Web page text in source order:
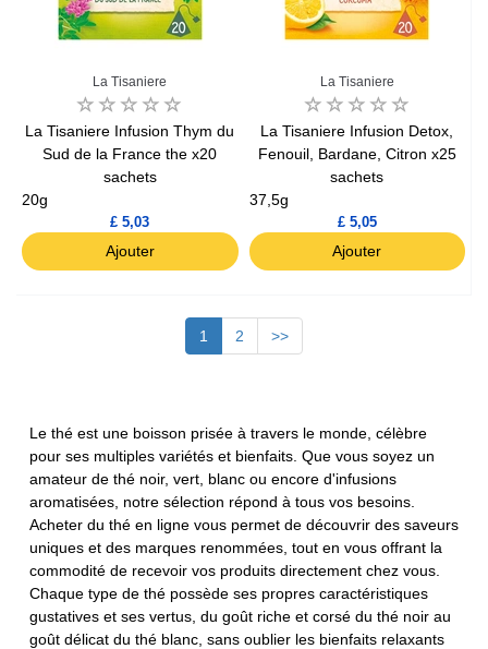
La Tisaniere
La Tisaniere Infusion Thym du
Sud de la France the x20
sachets
20g
£ 5,03
Ajouter
La Tisaniere
La Tisaniere Infusion Detox,
Fenouil, Bardane, Citron x25
sachets
37,5g
£ 5,05
Ajouter
1 2 >>
Le thé est une boisson prisée à travers le monde, célèbre
pour ses multiples variétés et bienfaits. Que vous soyez un
amateur de thé noir, vert, blanc ou encore d'infusions
aromatisées, notre sélection répond à tous vos besoins.
Acheter du thé en ligne vous permet de découvrir des saveurs
uniques et des marques renommées, tout en vous offrant la
commodité de recevoir vos produits directement chez vous.
Chaque type de thé possède ses propres caractéristiques
gustatives et ses vertus, du goût riche et corsé du thé noir au
goût délicat du thé blanc, sans oublier les bienfaits relaxants